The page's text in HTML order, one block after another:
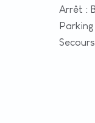
Arrêt :
Secours